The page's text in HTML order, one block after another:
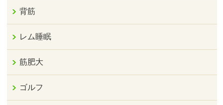
背筋
レム睡眠
筋肥大
ゴルフ